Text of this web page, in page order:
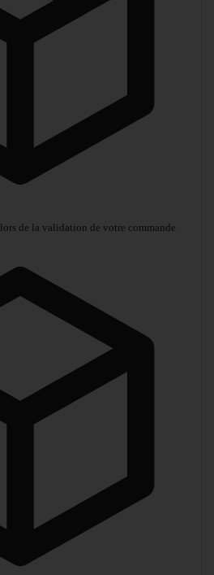
lors de la validation de votre commande